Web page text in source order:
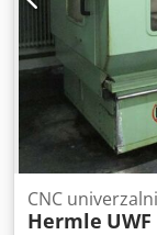
CNC
Hermle UWF